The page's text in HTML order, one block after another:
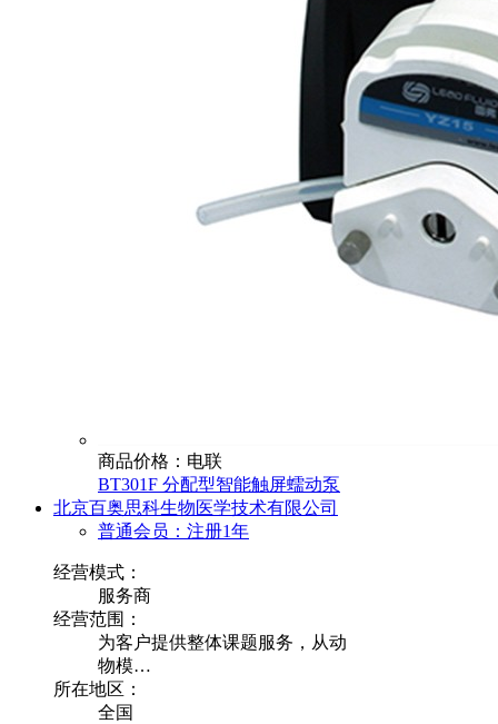
商品价格：电联
BT301F 分配型智能触屏蠕动泵
北京百奥思科生物医学技术有限公司
普通会员：注册1年
经营模式：
服务商
经营范围：
为客户提供整体课题服务，从动
物模…
所在地区：
全国